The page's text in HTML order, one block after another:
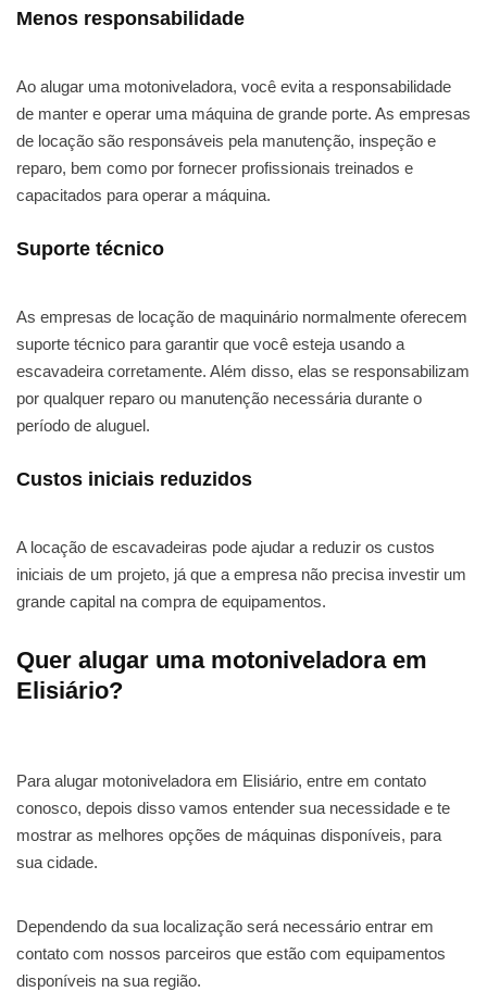
Menos responsabilidade
Ao alugar uma motoniveladora, você evita a responsabilidade
de manter e operar uma máquina de grande porte. As empresas
de locação são responsáveis pela manutenção, inspeção e
reparo, bem como por fornecer profissionais treinados e
capacitados para operar a máquina.
Suporte técnico
As empresas de locação de maquinário normalmente oferecem
suporte técnico para garantir que você esteja usando a
escavadeira corretamente. Além disso, elas se responsabilizam
por qualquer reparo ou manutenção necessária durante o
período de aluguel.
Custos iniciais reduzidos
A locação de escavadeiras pode ajudar a reduzir os custos
iniciais de um projeto, já que a empresa não precisa investir um
grande capital na compra de equipamentos.
Quer alugar uma motoniveladora em
Elisiário?
Para alugar motoniveladora em Elisiário, entre em contato
conosco, depois disso vamos entender sua necessidade e te
mostrar as melhores opções de máquinas disponíveis, para
sua cidade.
Dependendo da sua localização será necessário entrar em
contato com nossos parceiros que estão com equipamentos
disponíveis na sua região.